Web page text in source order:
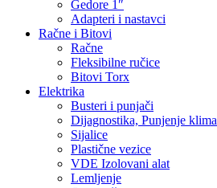
Gedore 1″
Adapteri i nastavci
Račne i Bitovi
Račne
Fleksibilne ručice
Bitovi Torx
Elektrika
Busteri i punjači
Dijagnostika, Punjenje klima
Sijalice
Plastične vezice
VDE Izolovani alat
Lemljenje